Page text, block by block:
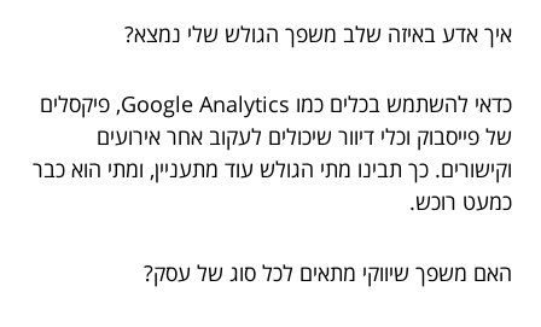
איך אדע באיזה שלב משפך הגולש שלי נמצא?
כדאי להשתמש בכלים כמו Google Analytics, פיקסלים
של פייסבוק וכלי דיוור שיכולים לעקוב אחר אירועים
וקישורים. כך תבינו מתי הגולש עוד מתעניין, ומתי הוא כבר
כמעט רוכש.
האם משפך שיווקי מתאים לכל סוג של עסק?